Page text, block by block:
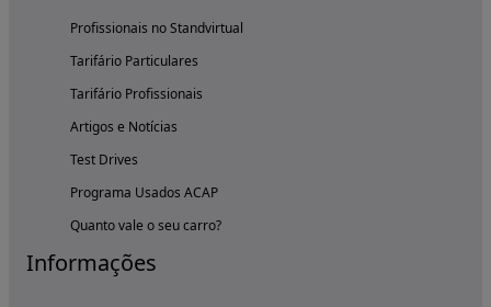
Profissionais no Standvirtual
Tarifário Particulares
Tarifário Profissionais
Artigos e Notícias
Test Drives
Programa Usados ACAP
Quanto vale o seu carro?
Informações